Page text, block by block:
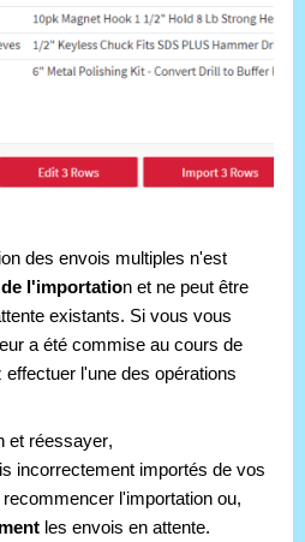
des envois multiples n'est
l'importation et ne peut être
existants. Si vous vous
a été commise au cours de
l'une des opérations
et réessayer,
incorrectement importés de vos
l'importation ou,
les envois en attente.